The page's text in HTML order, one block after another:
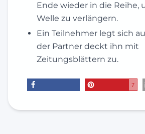
Ende wieder in die Reihe,
Welle zu verlängern.
Ein Teilnehmer legt sich
der Partner deckt ihn mit
Zeitungsblättern zu.
7